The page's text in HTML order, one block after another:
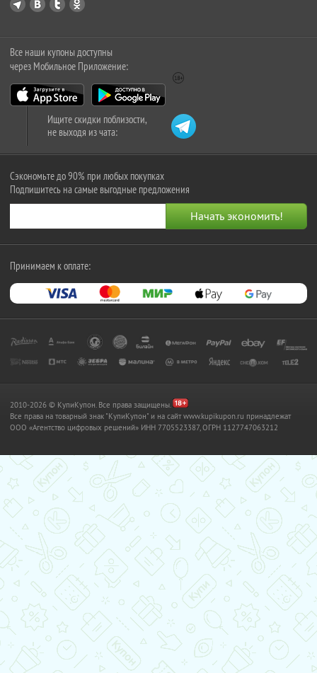
Все наши купоны доступны
через Мобильное Приложение:
Ищите скидки поблизости,
не выходя из чата:
Сэкономьте до 90% при любых покупках
Подпишитесь на самые выгодные предложения
Принимаем к оплате:
2010-2026 © КупиКупон. Все права защищены.
Все права на товарный знак "КупиКупон" и на сайт www.kupikupon.ru принадлежат
OOO «Агентство цифровых решений» ИНН 7705523387, ОГРН 1127747063212